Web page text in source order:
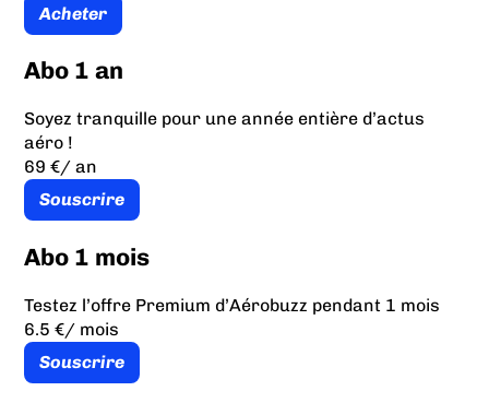
Acheter
Abo 1 an
Soyez tranquille pour une année entière d’actus
aéro !
69 €/ an
Souscrire
Abo 1 mois
Testez l’offre Premium d’Aérobuzz pendant 1 mois
6.5 €/ mois
Souscrire